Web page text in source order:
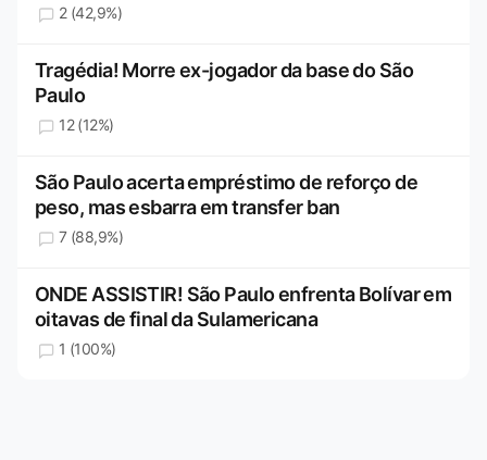
2 (42,9%)
Tragédia! Morre ex-jogador da base do São
Paulo
12 (12%)
São Paulo acerta empréstimo de reforço de
peso, mas esbarra em transfer ban
7 (88,9%)
ONDE ASSISTIR! São Paulo enfrenta Bolívar em
oitavas de final da Sulamericana
1 (100%)